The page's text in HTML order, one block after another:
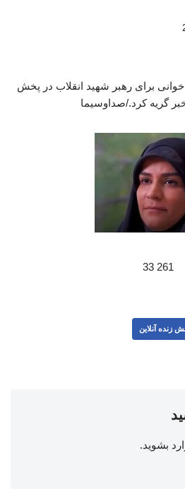
برای رهبر شهید انقلاب در پخش
گریه کرد./صداوسیما
261 33
زنده آنلاین
بشوید.